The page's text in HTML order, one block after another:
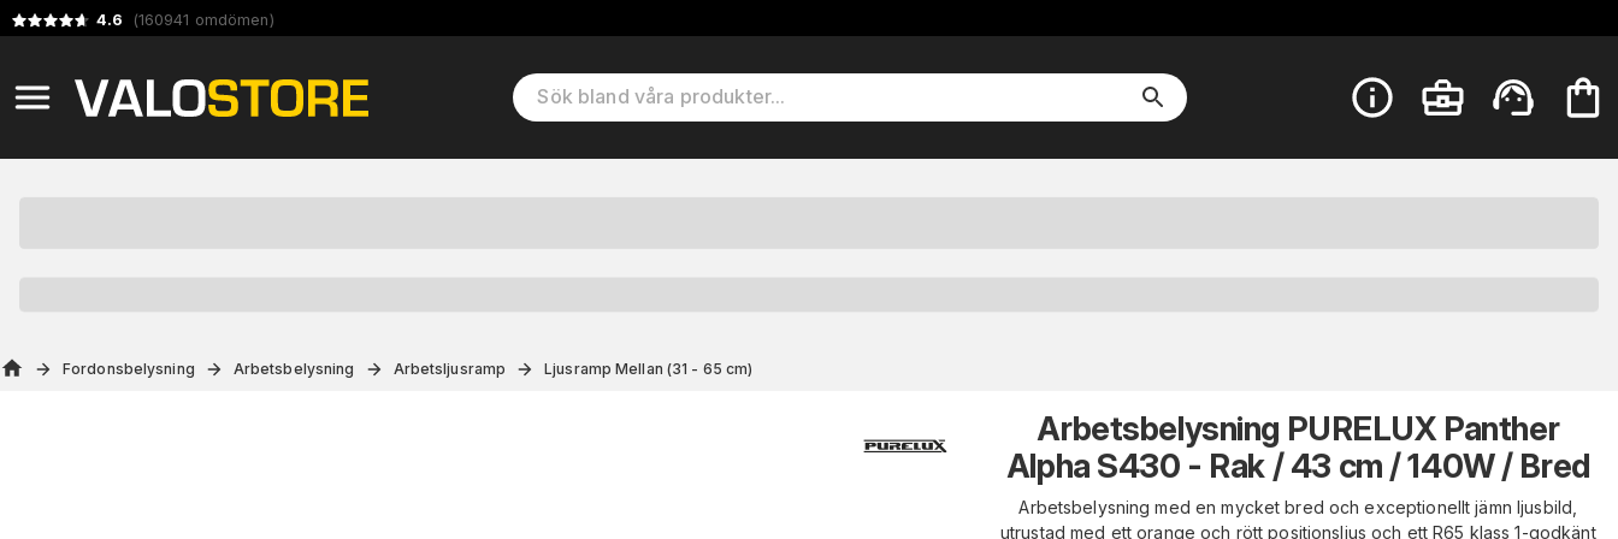
4.6 (160941 omdömen)
Fordonsbelysning Arbetsbelysning Arbetsljusramp Ljusramp Mellan (31 - 65 cm)
Arbetsbelysning PURELUX Panther
Alpha S430 - Rak / 43 cm / 140W / Bred
Arbetsbelysning med en mycket bred och exceptionellt jämn ljusbild,
utrustad med ett orange och rött positionsljus och ett R65 klass 1-godkänt